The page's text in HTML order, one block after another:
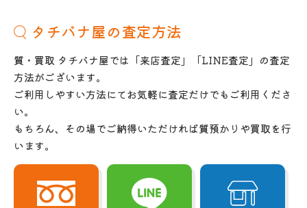
タチバナ屋の査定方法
質・買取 タチバナ屋では「来店査定」「LINE査定」の査定
方法がございます。
ご利用しやすい方法にてお気軽に査定だけでもご利用くださ
い。
もちろん、その場でご納得いただければ質預かりや買取を行
います。